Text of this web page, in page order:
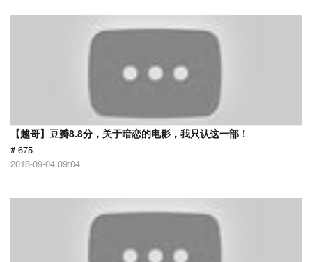
【越哥】豆瓣8.8分，关于暗恋的电影，我只认这一部！
# 675
2018-09-04 09:04